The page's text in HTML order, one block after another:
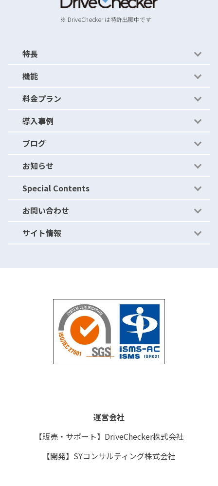
※ DriveChecker は特許出願中です
特長
かんたん運用
かんたんルール
ストレージ比較
アクティビティアーカイブ
運用体制（セキュリティ）
機能
機能紹介
- セキュリティの穴を見つける
- セキュリティの穴をふさぐ
- セキュリティの穴を作らない
料金プラン
料金プラン
導入事例
導入事例
ブログ
ブログ
お知らせ
ニュース・リリース
Special Contents
ご紹介キャンペーン
パートナープログラム
お問い合わせ
よくあるご質問
無料トライアル
サイト情報
個人情報保護方針
運営会社
【販売・サポート】DriveChecker株式会社
【開発】SYコンサルティング株式会社